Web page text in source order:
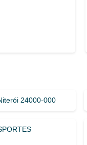
24000-000